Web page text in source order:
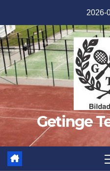
innehåll
2026-
Getinge